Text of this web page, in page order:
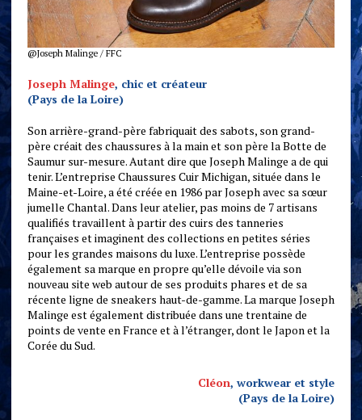
@Joseph Malinge / FFC
Joseph Malinge, chic et créateur
(Pays de la Loire)
Son arrière-grand-père fabriquait des sabots, son grand-
père créait des chaussures à la main et son père la Botte de
Saumur sur-mesure. Autant dire que Joseph Malinge a de qui
tenir. L’entreprise Chaussures Cuir Michigan, située dans le
Maine-et-Loire, a été créée en 1986 par Joseph avec sa sœur
jumelle Chantal. Dans leur atelier, pas moins de 7 artisans
qualifiés travaillent à partir des cuirs des tanneries
françaises et imaginent des collections en petites séries
pour les grandes maisons du luxe. L’entreprise possède
également sa marque en propre qu’elle dévoile via son
nouveau site web autour de ses produits phares et de sa
récente ligne de sneakers haut-de-gamme. La marque Joseph
Malinge est également distribuée dans une trentaine de
points de vente en France et à l’étranger, dont le Japon et la
Corée du Sud.
Cléon, workwear et style
(Pays de la Loire)